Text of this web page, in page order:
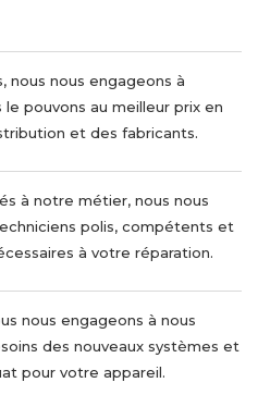
nous nous engageons à
pouvons au meilleur prix en
et des fabricants.
à notre métier, nous nous
polis, compétents et
à votre réparation.
nous engageons à nous
des nouveaux systèmes et
pour votre appareil.